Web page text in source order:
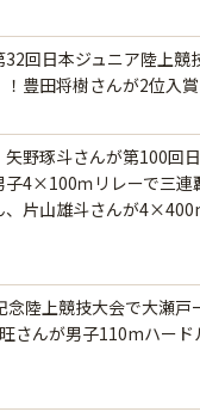
32回日本ジュニア陸上競
豊田将樹さんが2位入賞
野琢斗さんが第100回
子4×100ｍリレーで三連
、片山雄斗さんが
念陸上競技大会で大瀬戸
さんが男子110mハード